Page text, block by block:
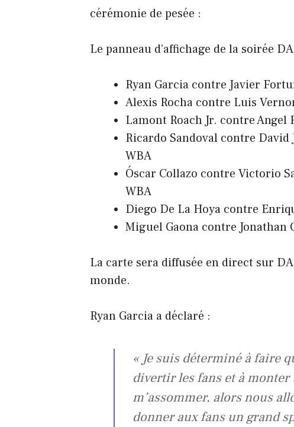
cérémonie de pesée :
Le panneau d’affichage de la soirée
Ryan Garcia contre Javier
Alexis Rocha contre Luis
Lamont Roach Jr. contre
Ricardo Sandoval contre
WBA
Óscar Collazo contre Victorio
WBA
Diego De La Hoya contre
Miguel Gaona contre Jonathan
La carte sera diffusée en direct sur
monde.
Ryan Garcia a déclaré :
« Je suis déterminé à faire
divertir les fans et à
m’assommer, alors nous
donner aux fans un grand